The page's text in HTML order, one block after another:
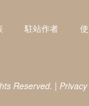
駐站作者
Reserved. |